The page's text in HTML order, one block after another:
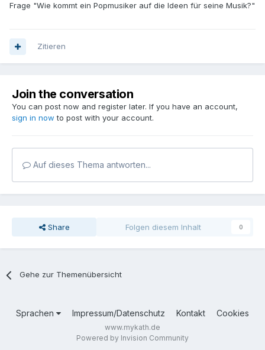
Frage "Wie kommt ein Popmusiker auf die Ideen für seine Musik?"
Zitieren
Join the conversation
You can post now and register later. If you have an account,
sign in now to post with your account.
Auf dieses Thema antworten...
Share Folgen diesem Inhalt 0
Gehe zur Themenübersicht
Sprachen Impressum/Datenschutz Kontakt Cookies
www.mykath.de
Powered by Invision Community